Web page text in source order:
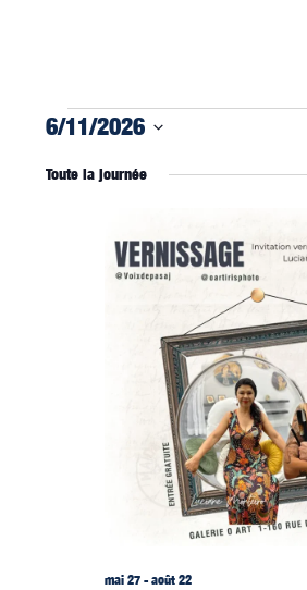
Évènements
for
6/11/2026
une
Toute la journée
mai 27- août 22